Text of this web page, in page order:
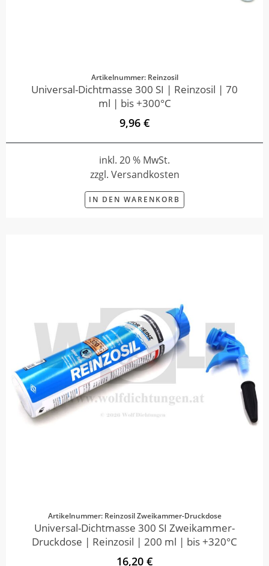
Artikelnummer: Reinzosil
Universal-Dichtmasse 300 SI | Reinzosil | 70
ml | bis +300°C
9,96 €
inkl. 20 % MwSt.
zzgl. Versandkosten
IN DEN WARENKORB
Artikelnummer: Reinzosil Zweikammer-Druckdose
Universal-Dichtmasse 300 SI Zweikammer-
Druckdose | Reinzosil | 200 ml | bis +320°C
16,20 €